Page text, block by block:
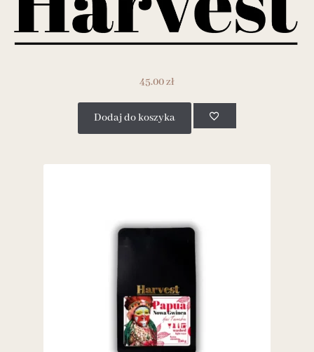
45.00zł
Dodaj do koszyka